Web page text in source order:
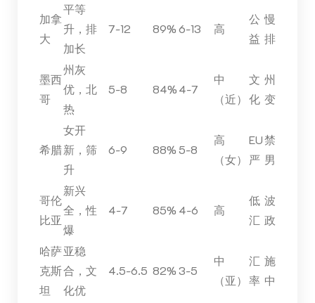
加拿
大
平等
升，排
加长
7-12 89%6-13 高
公
益
慢
排
墨西
哥
州灰
优，北
热
5-8 84%4-7
中
（近）
文
化
州
变
希腊
女开
新，筛
升
6-9 88%5-8
高
（女）
EU
严
禁
男
哥伦
比亚
新兴
全，性
爆
4-7 85% 4-6 高
低
汇
波
政
哈萨
克斯
坦
亚稳
合，文
化优
4.5-6.5 82%3-5
中
（亚）
汇
率
施
中